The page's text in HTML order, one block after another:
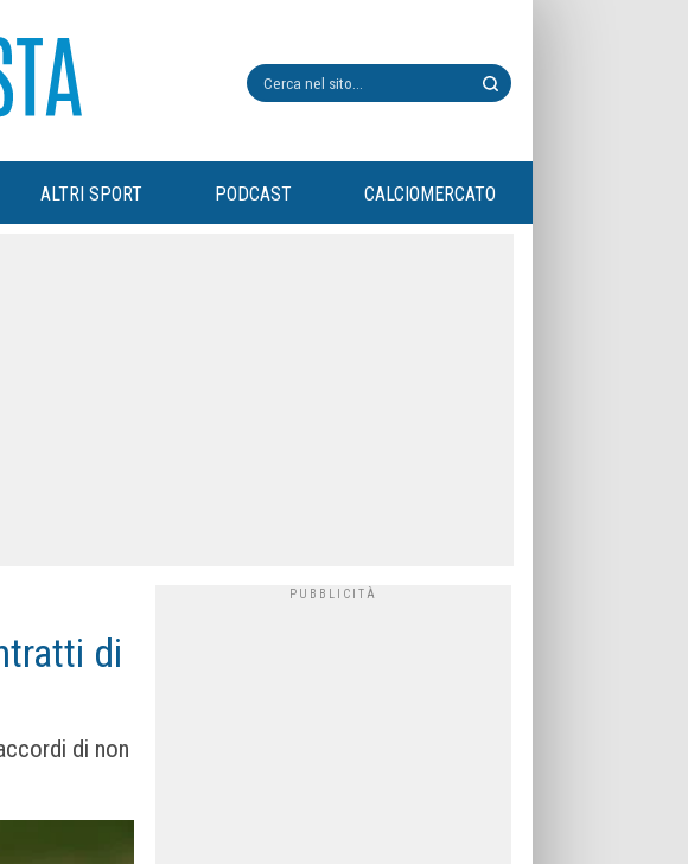
ALTRI SPORT PODCAST CALCIOMERCATO
di
di non